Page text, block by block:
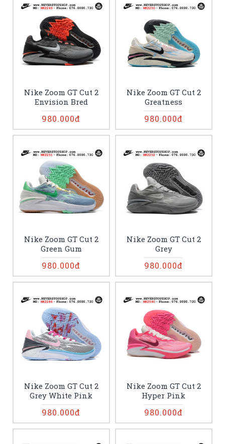
Nike Zoom GT Cut 2
Envision Bred
980.000đ
Nike Zoom GT Cut 2
Greatness
980.000đ
Nike Zoom GT Cut 2
Green Gum
980.000đ
Nike Zoom GT Cut 2
Grey
980.000đ
Nike Zoom GT Cut 2
Grey White Pink
980.000đ
Nike Zoom GT Cut 2
Hyper Pink
980.000đ